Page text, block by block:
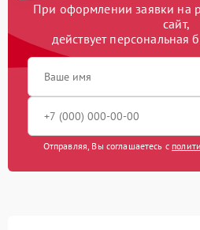
При оформлении заявки на
сайт,
действует персональная
Отправляя, Вы соглашаетесь с